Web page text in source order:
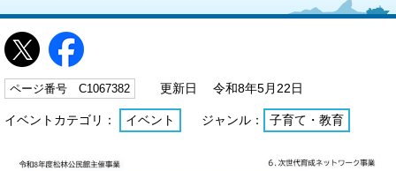
ページ番号 C1067382 更新日 令和8年5月22日
イベントカテゴリ： イベント ジャンル： 子育て・教育